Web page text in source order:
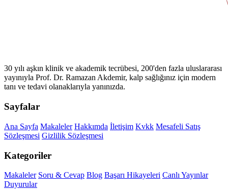
30 yılı aşkın klinik ve akademik tecrübesi, 200'den fazla uluslararası
yayınıyla Prof. Dr. Ramazan Akdemir, kalp sağlığınız için modern
tanı ve tedavi olanaklarıyla yanınızda.
Sayfalar
Ana Sayfa Makaleler Hakkımda İletişim Kvkk Mesafeli Satış
Sözleşmesi Gizlilik Sözleşmesi
Kategoriler
Makaleler Soru & Cevap Blog Başarı Hikayeleri Canlı Yayınlar
Duyurular